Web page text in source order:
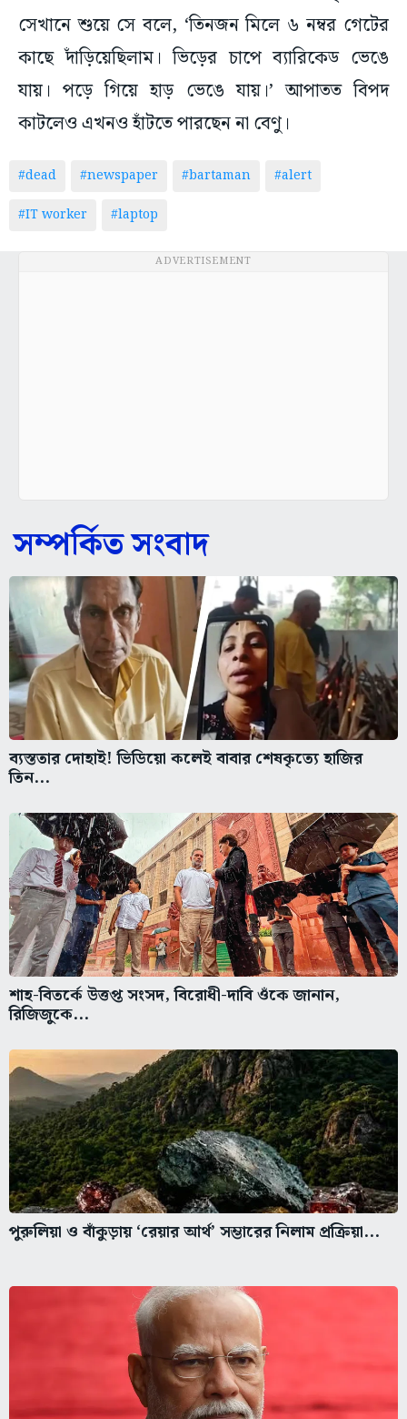
সেখানে শুয়ে সে বলে, ‘তিনজন মিলে ৬ নম্বর গেটের
কাছে দাঁড়িয়েছিলাম। ভিড়ের চাপে ব্যারিকেড ভেঙে
যায়। পড়ে গিয়ে হাড় ভেঙে যায়।’ আপাতত বিপদ
কাটলেও এখনও হাঁটতে পারছেন না বেণু।
#dead #newspaper #bartaman
#alert
#IT worker
#laptop
ADVERTISEMENT
সম্পর্কিত সংবাদ
ব্যস্ততার দোহাই! ভিডিয়ো কলেই বাবার শেষকৃত্যে হাজির
তিন...
শাহ-বিতর্কে উত্তপ্ত সংসদ, বিরোধী-দাবি ওঁকে জানান,
রিজিজুকে...
পুরুলিয়া ও বাঁকুড়ায় ‘রেয়ার আর্থ’ সম্ভারের নিলাম প্রক্রিয়া...